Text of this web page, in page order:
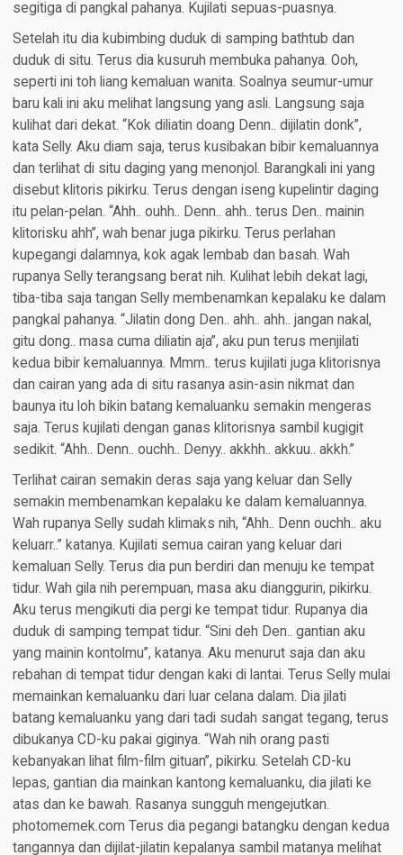
segitiga di pangkal pahanya. Kujilati sepuas-puasnya.
Setelah itu dia kubimbing duduk di samping bathtub dan
duduk di situ. Terus dia kusuruh membuka pahanya. Ooh,
seperti ini toh liang kemaluan wanita. Soalnya seumur-umur
baru kali ini aku melihat langsung yang asli. Langsung saja
kulihat dari dekat. “Kok diliatin doang Denn.. dijilatin donk”,
kata Selly. Aku diam saja, terus kusibakan bibir kemaluannya
dan terlihat di situ daging yang menonjol. Barangkali ini yang
disebut klitoris pikirku. Terus dengan iseng kupelintir daging
itu pelan-pelan. “Ahh.. ouhh.. Denn.. ahh.. terus Den.. mainin
klitorisku ahh”, wah benar juga pikirku. Terus perlahan
kupegangi dalamnya, kok agak lembab dan basah. Wah
rupanya Selly terangsang berat nih. Kulihat lebih dekat lagi,
tiba-tiba saja tangan Selly membenamkan kepalaku ke dalam
pangkal pahanya. “Jilatin dong Den.. ahh.. ahh.. jangan nakal,
gitu dong.. masa cuma diliatin aja”, aku pun terus menjilati
kedua bibir kemaluannya. Mmm.. terus kujilati juga klitorisnya
dan cairan yang ada di situ rasanya asin-asin nikmat dan
baunya itu loh bikin batang kemaluanku semakin mengeras
saja. Terus kujilati dengan ganas klitorisnya sambil kugigit
sedikit. “Ahh.. Denn.. ouchh.. Denyy.. akkhh.. akkuu.. akkh.”
Terlihat cairan semakin deras saja yang keluar dan Selly
semakin membenamkan kepalaku ke dalam kemaluannya.
Wah rupanya Selly sudah klimaks nih, “Ahh.. Denn ouchh.. aku
keluarr..” katanya. Kujilati semua cairan yang keluar dari
kemaluan Selly. Terus dia pun berdiri dan menuju ke tempat
tidur. Wah gila nih perempuan, masa aku dianggurin, pikirku.
Aku terus mengikuti dia pergi ke tempat tidur. Rupanya dia
duduk di samping tempat tidur. “Sini deh Den.. gantian aku
yang mainin kontolmu”, katanya. Aku menurut saja dan aku
rebahan di tempat tidur dengan kaki di lantai. Terus Selly mulai
memainkan kemaluanku dari luar celana dalam. Dia jilati
batang kemaluanku yang dari tadi sudah sangat tegang, terus
dibukanya CD-ku pakai giginya. “Wah nih orang pasti
kebanyakan lihat film-film gituan”, pikirku. Setelah CD-ku
lepas, gantian dia mainkan kantong kemaluanku, dia jilati ke
atas dan ke bawah. Rasanya sungguh mengejutkan.
photomemek.com Terus dia pegangi batangku dengan kedua
tangannya dan dijilat-jilatin kepalanya sambil matanya melihat